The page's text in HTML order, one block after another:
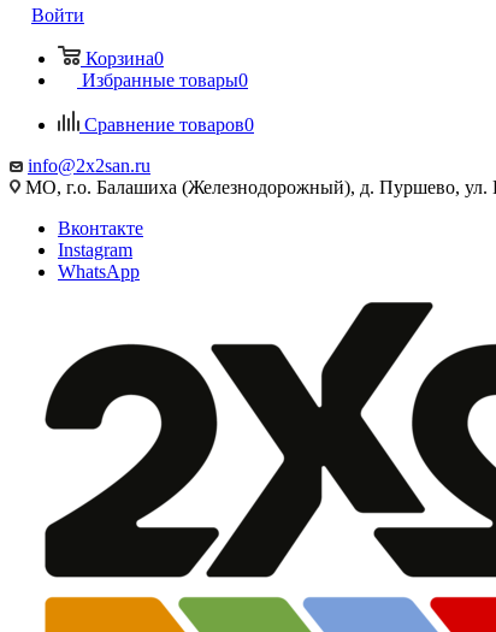
Войти
Корзина0
Избранные товары0
Сравнение товаров0
info@2x2san.ru
МО, г.о. Балашиха (Железнодорожный), д. Пуршево,
Вконтакте
Instagram
WhatsApp